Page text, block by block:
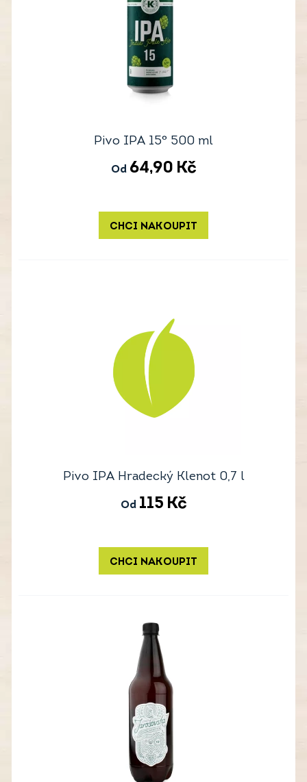
Pivo IPA 15° 500 ml
Od 64,90 Kč
CHCI NAKOUPIT
Pivo IPA Hradecký Klenot 0,7 l
Od 115 Kč
CHCI NAKOUPIT